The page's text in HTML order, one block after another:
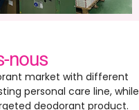
nous
market with different
personal care line, while
deodorant product.